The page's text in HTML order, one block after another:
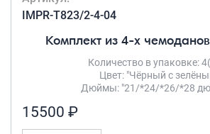
IMPR-T823/2-4-04
Комплект из 4-х
Количество в упаковке:
Цвет: "Чёрный с
Дюймы: "21/*24/*26/*28
15500 ₽